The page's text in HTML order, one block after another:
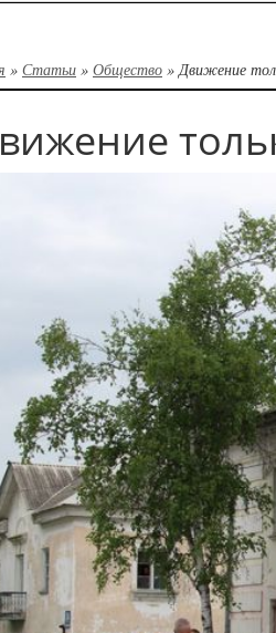
» Статьи » Общество » Движение